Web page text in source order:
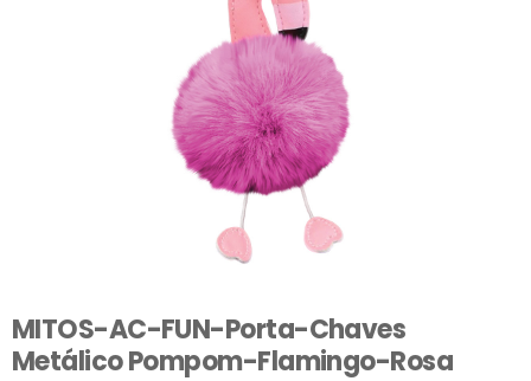
MITOS-AC-FUN-Porta-Chaves
Metálico Pompom-Flamingo-Rosa